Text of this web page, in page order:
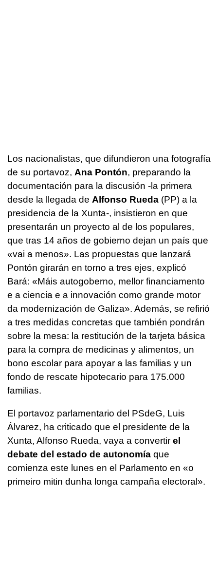
Los nacionalistas, que difundieron una fotografía
de su portavoz, Ana Pontón, preparando la
documentación para la discusión -la primera
desde la llegada de Alfonso Rueda (PP) a la
presidencia de la Xunta-, insistieron en que
presentarán un proyecto al de los populares,
que tras 14 años de gobierno dejan un país que
«vai a menos». Las propuestas que lanzará
Pontón girarán en torno a tres ejes, explicó
Bará: «Máis autogoberno, mellor financiamento
e a ciencia e a innovación como grande motor
da modernización de Galiza». Además, se refirió
a tres medidas concretas que también pondrán
sobre la mesa: la restitución de la tarjeta básica
para la compra de medicinas y alimentos, un
bono escolar para apoyar a las familias y un
fondo de rescate hipotecario para 175.000
familias.
El portavoz parlamentario del PSdeG, Luis
Álvarez, ha criticado que el presidente de la
Xunta, Alfonso Rueda, vaya a convertir el
debate del estado de autonomía que
comienza este lunes en el Parlamento en «o
primeiro mitin dunha longa campaña electoral».